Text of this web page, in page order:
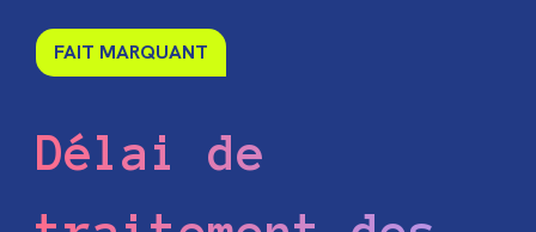
FAIT MARQUANT
Délai de